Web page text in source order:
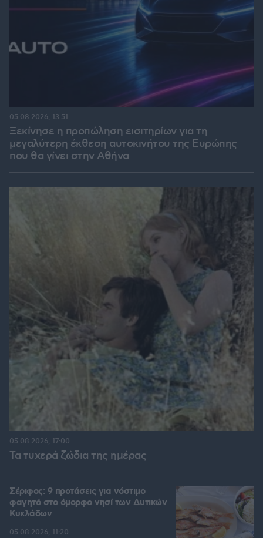
Ξεκίνησε η προπώληση εισιτηρίων για τη
μεγαλύτερη έκθεση αυτοκινήτου της Ευρώπης
που θα γίνει στην Αθήνα
05.08.2026, 13:51
Τα τυχερά ζώδια της ημέρας
05.08.2026, 17:00
Σέριφος: 9 προτάσεις για νόστιμο
φαγητό στο όμορφο νησί των Δυτικών
Κυκλάδων
05.08.2026, 11:20